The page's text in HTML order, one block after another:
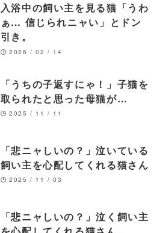
入浴中の飼い主を見る猫「うわ
ぁ… 信じられニャい」とドン
引き。
2026 / 02 / 14
「うちの子返すにゃ！」子猫を
取られたと思った母猫が…
2025 / 11 / 11
「悲ニャしいの？」泣いている
飼い主を心配してくれる猫さん
2025 / 11 / 03
「悲ニャしいの？」泣く飼い主